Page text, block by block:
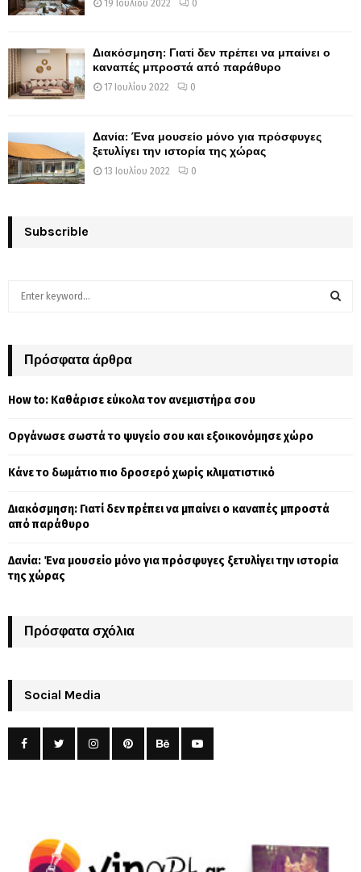
19 Ιουλίου 2022 0
Διακόσμηση: Γιατί δεν πρέπει να μπαίνει ο
καναπές μπροστά από παράθυρο
17 Ιουλίου 2022 0
Δανία: Ένα μουσείο μόνο για πρόσφυγες
ξετυλίγει την ιστορία της χώρας
13 Ιουλίου 2022 0
Subscrible
h
o
:
Πρόσφατα άρθρα
How to: Καθάρισε εύκολα τον ανεμιστήρα σου
Οργάνωσε σωστά το ψυγείο σου και εξοικονόμησε χώρο
Κάνε το δωμάτιο πιο δροσερό χωρίς κλιματιστικό
Διακόσμηση: Γιατί δεν πρέπει να μπαίνει ο καναπές μπροστά
από παράθυρο
Δανία: Ένα μουσείο μόνο για πρόσφυγες ξετυλίγει την ιστορία
της χώρας
Πρόσφατα σχόλια
Social Media